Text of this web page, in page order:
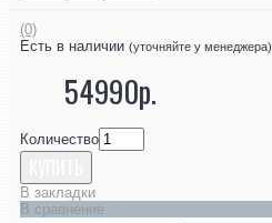
(0)
Есть в наличии (уточняйте у менеджера)
54990р.
Количество
В закладки
В сравнение